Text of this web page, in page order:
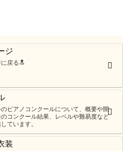
ジ
に戻る🔝
ピアノコンクールについて、概要や開
コンクール結果、レベルや難易度など
ています。
装